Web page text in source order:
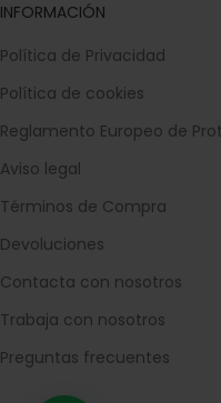
INFORMACIÓN
Política de Privacidad
Política de cookies
Reglamento Europeo de
Aviso legal
Términos de Compra
Devoluciones
Contacta con nosotros
Trabaja con nosotros
Preguntas frecuentes